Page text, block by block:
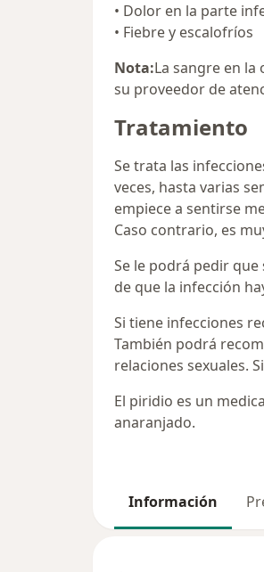
• Dolor en la parte
• Fiebre y escalofríos
Nota:La sangre en
su proveedor de
Tratamiento
Se trata las
veces, hasta varias
empiece a sentirse
Caso contrario, es
Se le podrá pedir
de que la infección
Si tiene infecciones
También podrá
relaciones sexuales.
El piridio es un
anaranjado.
Información